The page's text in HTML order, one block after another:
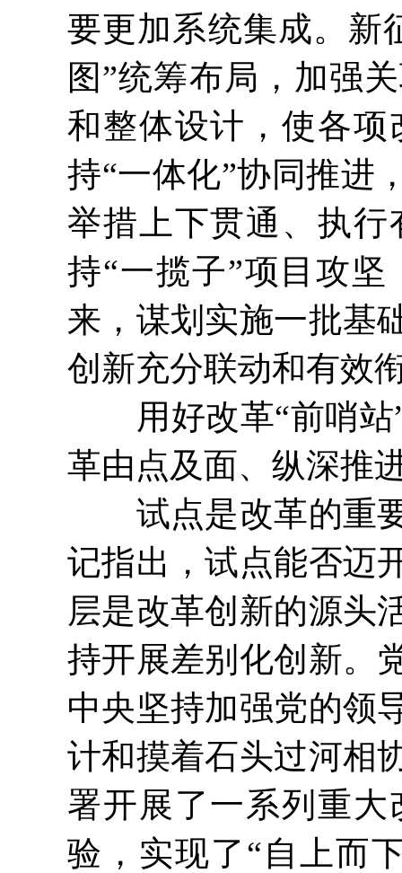
要更加系统集成。新
图”统筹布局，加强
和整体设计，使各
持“一体化”协同推进
举措上下贯通、执
持“一揽子”项目攻
来，谋划实施一批基
创新充分联动和有效
用好改革“前哨站”
革由点及面、纵深推
试点是改革的重要
记指出，试点能否迈
层是改革创新的源头
持开展差别化创新。
中央坚持加强党的领
计和摸着石头过河相
署开展了一系列重
验，实现了“自上而